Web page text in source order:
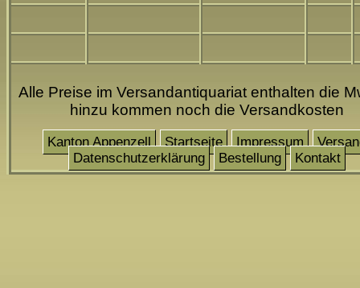
Alle Preise im Versandantiquariat enthalten die
hinzu kommen noch die Versandkosten
Kanton Appenzell Startseite Impressum
Datenschutzerklärung
Bestellung Kontakt